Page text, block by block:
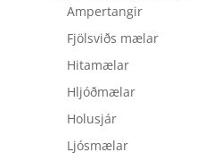
Ampertangir
Fjölsviðs mælar
Hitamælar
Hljóðmælar
Holusjár
Ljósmælar